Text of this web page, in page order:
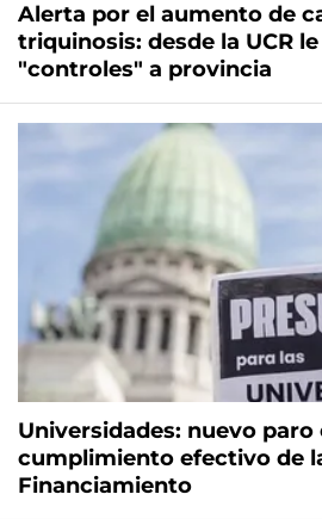
Alerta por el aumento de
triquinosis: desde la UCR
"controles" a provincia
Universidades: nuevo paro
cumplimiento efectivo de
Financiamiento